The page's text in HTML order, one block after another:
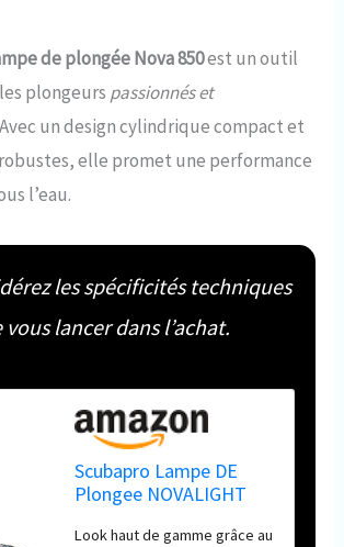
de plongée Nova 850est un outil
plongeurs passionnés et
un design cylindrique compact et
elle promet une performance
l’eau.
les spécificités techniques
lancer dans l’achat.
Scubapro Lampe DE
Plongee NOVALIGHT
Look haut de gamme grâce au